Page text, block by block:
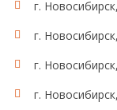
г.
г.
г.
г.